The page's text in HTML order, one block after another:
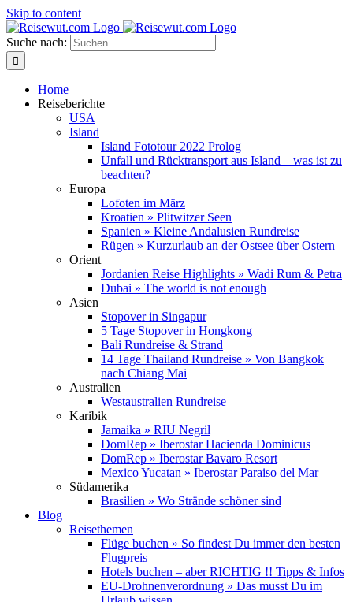
Skip to content
Suche nach:
Home
Reiseberichte
USA
Island
Island Fototour 2022 Prolog
Unfall und Rücktransport aus Island – was ist zu
beachten?
Europa
Lofoten im März
Kroatien » Plitwitzer Seen
Spanien » Kleine Andalusien Rundreise
Rügen » Kurzurlaub an der Ostsee über Ostern
Orient
Jordanien Reise Highlights » Wadi Rum & Petra
Dubai » The world is not enough
Asien
Stopover in Singapur
5 Tage Stopover in Hongkong
Bali Rundreise & Strand
14 Tage Thailand Rundreise » Von Bangkok
nach Chiang Mai
Australien
Westaustralien Rundreise
Karibik
Jamaika » RIU Negril
DomRep » Iberostar Hacienda Dominicus
DomRep » Iberostar Bavaro Resort
Mexico Yucatan » Iberostar Paraiso del Mar
Südamerika
Brasilien » Wo Strände schöner sind
Blog
Reisethemen
Flüge buchen » So findest Du immer den besten
Flugpreis
Hotels buchen – aber RICHTIG !! Tipps & Infos
EU-Drohnenverordnung » Das musst Du im